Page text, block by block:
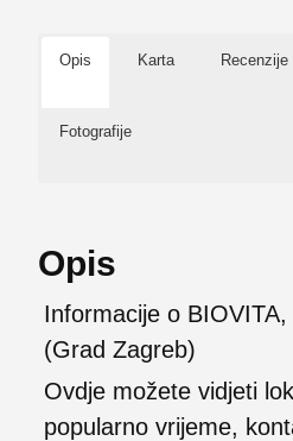
Opis Karta Recenzije
Fotografije
Opis
Informacije o
(Grad Zagreb)
Ovdje možete vidjeti
popularno vrijeme,